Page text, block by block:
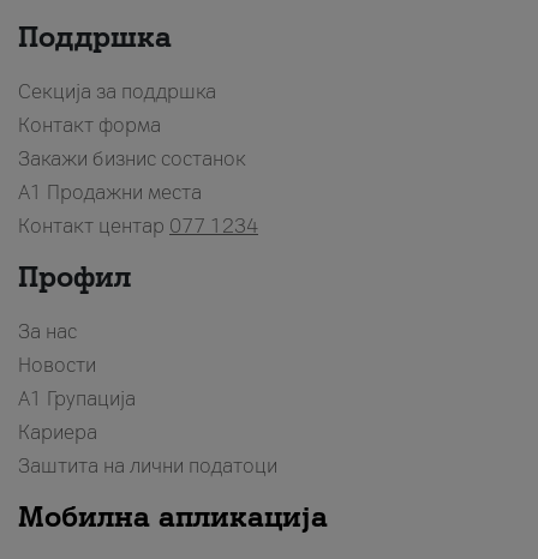
Поддршка
Секција за поддршка
Контакт форма
Закажи бизнис состанок
A1 Продажни места
Контакт центар 077 1234
Профил
За нас
Новости
А1 Групација
Кариера
Заштита на лични податоци
Мобилна апликација